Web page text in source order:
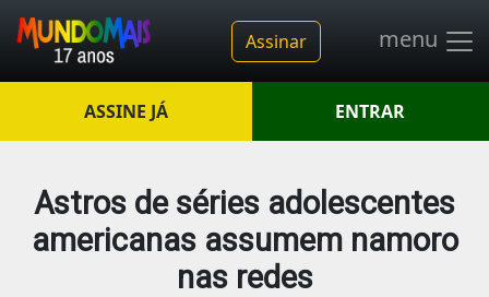
Assinar menu
ASSINE JÁ ENTRAR
Astros de séries adolescentes
americanas assumem namoro
nas redes